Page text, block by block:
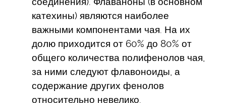
катехины) являются наиболее
важными компонентами чая. На их
долю приходится от 60% до 80% от
общего количества полифенолов чая,
за ними следуют флавоноиды, а
содержание других фенолов
относительно невелико.